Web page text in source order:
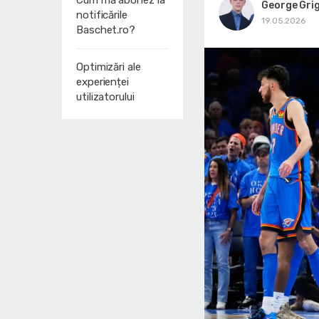
notificările
Baschet.ro?
Optimizări ale
experienței
utilizatorului
George
19.05.2026